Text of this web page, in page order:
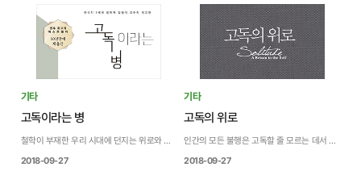
기타
고독이라는 병
철학이 부재한 우리 시대에 던지는 위로와 격려
2018-09-27
기타
고독의 위로
인간의 모든 불행은 고독할 줄 모르는 데서 온다.
2018-09-27